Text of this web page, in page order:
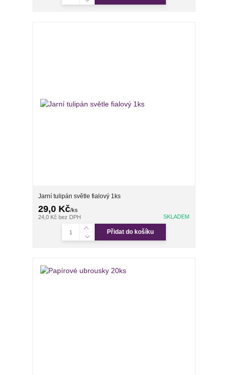
Jarní tulipán světle fialový 1ks
29,0 Kč/ks
24,0 Kč bez DPH SKLADEM
Přidat do košíku